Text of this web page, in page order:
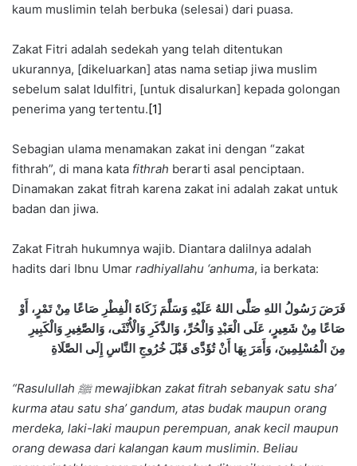
kaum muslimin telah berbuka (selesai) dari puasa.
Zakat Fitri adalah sedekah yang telah ditentukan
ukurannya, [dikeluarkan] atas nama setiap jiwa muslim
sebelum salat Idulfitri, [untuk disalurkan] kepada golongan
penerima yang tertentu.[1]
Sebagian ulama menamakan zakat ini dengan “zakat
fithrah”, di mana kata fithrah berarti asal penciptaan.
Dinamakan zakat fitrah karena zakat ini adalah zakat untuk
badan dan jiwa.
Zakat Fitrah hukumnya wajib. Diantara dalilnya adalah
hadits dari Ibnu Umar radhiyallahu ‘anhuma, ia berkata:
فَرَضَ رَسُولُ اللهِ صَلَّى اللهُ عَلَيْهِ وَسَلَّمَ زَكَاةَ الْفِطْرِ صَاعًا مِنْ تَمْرٍ، أَوْ
صَاعًا مِنْ شَعِيرٍ، عَلَى الْعَبْدِ وَالْحُرِّ، وَالذَّكَرِ وَالْأُنْثَى، وَالصَّغِيرِ وَالْكَبِيرِ
مِنَ الْمُسْلِمِينَ، وَأَمَرَ بِهَا أَنْ تُؤَدَّى قَبْلَ خُرُوجِ النَّاسِ إِلَى الصَّلَاةِ
“Rasulullah ﷺ mewajibkan zakat fitrah sebanyak satu sha’
kurma atau satu sha’ gandum, atas budak maupun orang
merdeka, laki-laki maupun perempuan, anak kecil maupun
orang dewasa dari kalangan kaum muslimin. Beliau